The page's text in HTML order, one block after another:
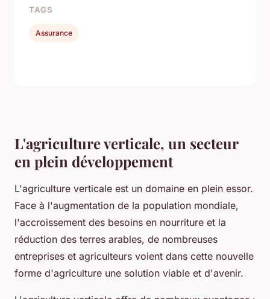
L'agriculture verticale, un secteur
en plein développement
L'agriculture verticale est un domaine en plein essor.
Face à l'augmentation de la population mondiale,
l'accroissement des besoins en nourriture et la
réduction des terres arables, de nombreuses
entreprises et agriculteurs voient dans cette nouvelle
forme d'agriculture une solution viable et d'avenir.
TAGS
Assurance